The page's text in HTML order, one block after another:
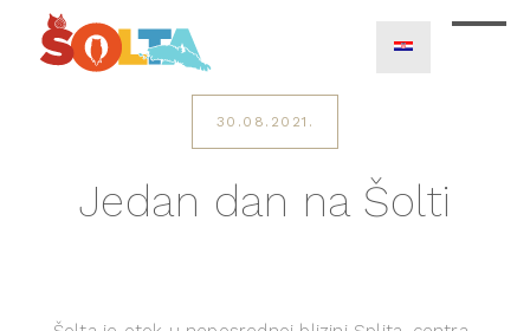
30.08.2021.
Jedan dan na Šolti